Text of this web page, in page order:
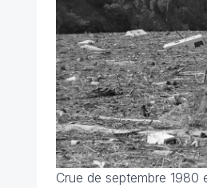
Crue de septembre 1980